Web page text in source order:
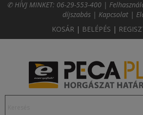
✆ HÍVJ MINKET: 06-29-553-400 |
díjszabás | Kapcsolat |
KOSÁR | BELÉPÉS |